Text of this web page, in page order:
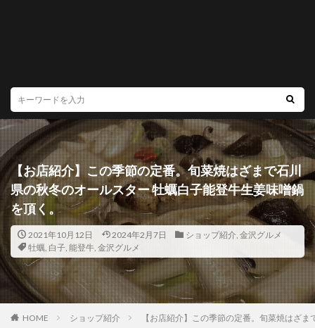
【お店紹介】この季節の定番。旬菜焼はざまで石川
県の秋冬のオールスター 牡蠣白子能登牛生姜味噌鍋
を頂く。
2021年10月12日 2024年2月7日 ショップ紹介, 金沢グルメ
牡蠣, 白子, 能登牛, 金沢グルメ
HOME ショップ紹介 【お店紹介】この季節の定番。旬菜焼はざ